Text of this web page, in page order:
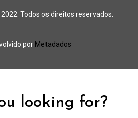
Todos os direitos reservados.
por Metadados
looking for?